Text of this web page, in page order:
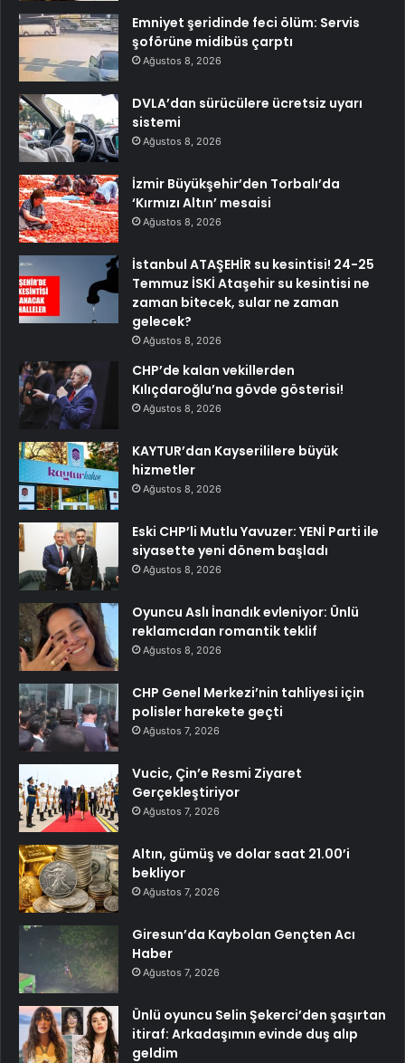
Emniyet şeridinde feci ölüm: Servis
şoförüne midibüs çarptı
Ağustos 8, 2026
DVLA’dan sürücülere ücretsiz uyarı
sistemi
Ağustos 8, 2026
İzmir Büyükşehir’den Torbalı’da
‘Kırmızı Altın’ mesaisi
Ağustos 8, 2026
İstanbul ATAŞEHİR su kesintisi! 24-25
Temmuz İSKİ Ataşehir su kesintisi ne
zaman bitecek, sular ne zaman
gelecek?
Ağustos 8, 2026
CHP’de kalan vekillerden
Kılıçdaroğlu’na gövde gösterisi!
Ağustos 8, 2026
KAYTUR’dan Kayserililere büyük
hizmetler
Ağustos 8, 2026
Eski CHP’li Mutlu Yavuzer: YENİ Parti ile
siyasette yeni dönem başladı
Ağustos 8, 2026
Oyuncu Aslı İnandık evleniyor: Ünlü
reklamcıdan romantik teklif
Ağustos 8, 2026
CHP Genel Merkezi’nin tahliyesi için
polisler harekete geçti
Ağustos 7, 2026
Vucic, Çin’e Resmi Ziyaret
Gerçekleştiriyor
Ağustos 7, 2026
Altın, gümüş ve dolar saat 21.00’i
bekliyor
Ağustos 7, 2026
Giresun’da Kaybolan Gençten Acı
Haber
Ağustos 7, 2026
Ünlü oyuncu Selin Şekerci’den şaşırtan
itiraf: Arkadaşımın evinde duş alıp
geldim